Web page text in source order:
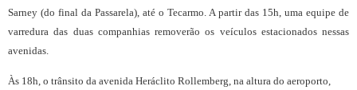
Sarney (do final da Passarela), até o Tecarmo. A partir das 15h, uma equipe de
varredura das duas companhias removerão os veículos estacionados nessas
avenidas.
Às 18h, o trânsito da avenida Heráclito Rollemberg, na altura do aeroporto,